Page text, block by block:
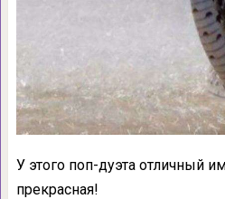
У этого поп-дуэта отличный
прекрасная!